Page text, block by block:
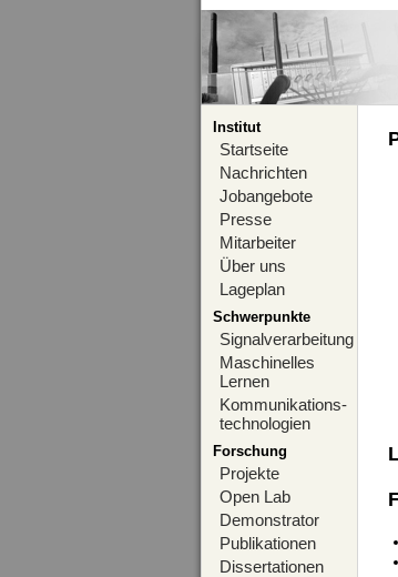
Institut
Startseite
Nachrichten
Jobangebote
Presse
Mitarbeiter
Über uns
Lageplan
Schwerpunkte
Signalverarbeitung
Maschinelles
Lernen
Kommunikations-
technologien
Forschung
Projekte
Open Lab
Demonstrator
Publikationen
Dissertationen